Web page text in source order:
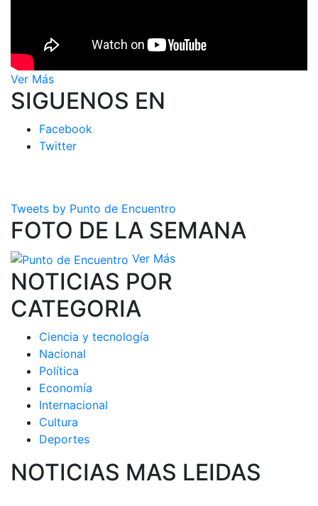
Ver Más
SIGUENOS EN
Facebook
Twitter
Tweets by Punto de Encuentro
FOTO DE LA SEMANA
Ver Más
NOTICIAS POR
CATEGORIA
Ciencia y tecnología
Nacional
Política
Economía
Internacional
Cultura
Deportes
NOTICIAS MAS LEIDAS